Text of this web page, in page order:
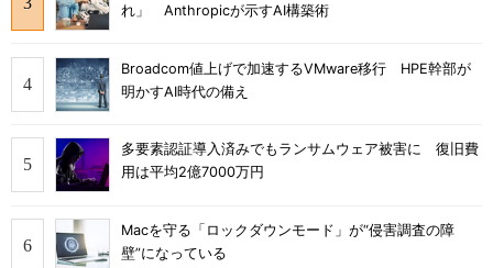
れ」 Anthropicが示すAI構築術
Broadcom値上げで加速するVMware移行 HPE幹部が
明かすAI時代の備え
多要素認証導入済みでもランサムウェア被害に 復旧費
用は平均2億7000万円
Macを守る「ロックダウンモード」が“侵害調査の障
壁”になっている